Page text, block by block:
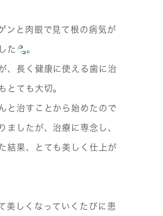
ンと肉眼で見て根の病気が
た 。
、長く健康に使える歯に治
とても大切。
と治すことから始めたので
ましたが、治療に専念し、
結果、とても美しく仕上が
美しくなっていくたびに患